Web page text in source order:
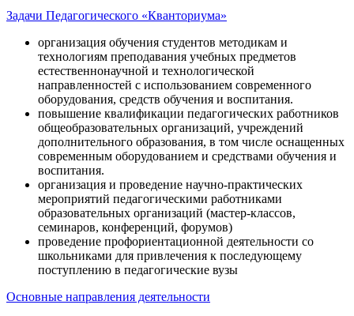
Задачи Педагогического «Кванториума»
организация обучения студентов методикам и
технологиям преподавания учебных предметов
естественнонаучной и технологической
направленностей с использованием современного
оборудования, средств обучения и воспитания.
повышение квалификации педагогических работников
общеобразовательных организаций, учреждений
дополнительного образования, в том числе оснащенных
современным оборудованием и средствами обучения и
воспитания.
организация и проведение научно-практических
мероприятий педагогическими работниками
образовательных организаций (мастер-классов,
семинаров, конференций, форумов)
проведение профориентационной деятельности со
школьниками для привлечения к последующему
поступлению в педагогические вузы
Основные направления деятельности